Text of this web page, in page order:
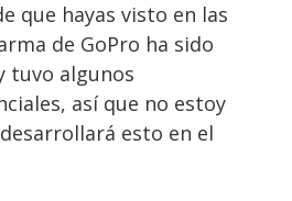
que hayas visto en las
de GoPro ha sido
tuvo algunos
así que no estoy
esto en el